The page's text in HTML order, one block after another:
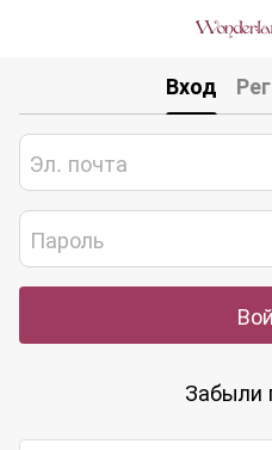
Вход
Забыли